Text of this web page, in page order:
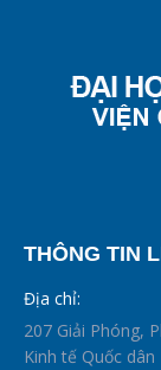
THÔNG TIN
Địa chỉ:
207 Giải Phóng,
Kinh tế Quốc dân